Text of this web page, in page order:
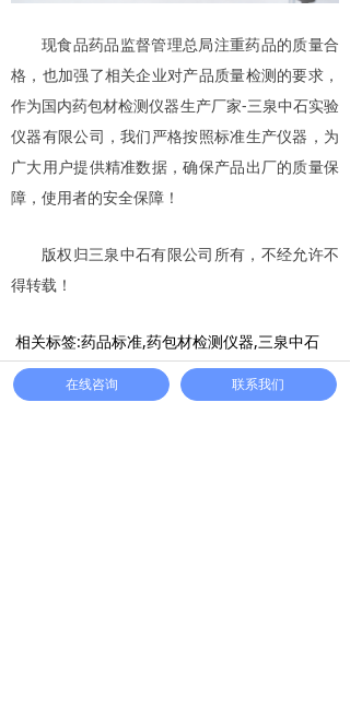
现食品药品监督管理总局注重药品的质量合
格，也加强了相关企业对产品质量检测的要求，
作为国内药包材检测仪器生产厂家-三泉中石实验
仪器有限公司，我们严格按照标准生产仪器，为
广大用户提供精准数据，确保产品出厂的质量保
障，使用者的安全保障！
版权归三泉中石有限公司所有，不经允许不
得转载！
相关标签:药品标准,药包材检测仪器,三泉中石
上一篇： 无
在线咨询 联系我们